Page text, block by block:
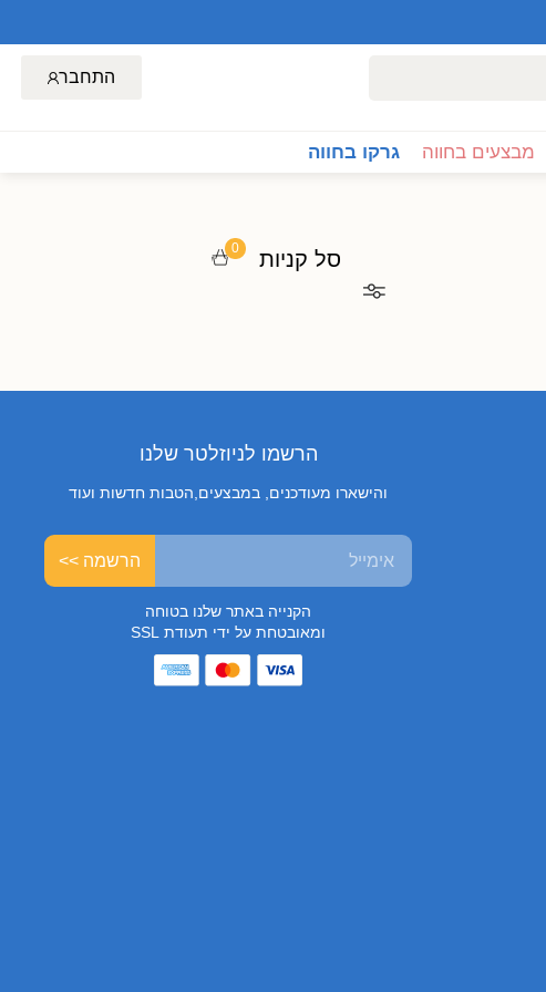
התחבר
מבצעים בחווה גרקו בחווה
סל קניות 0
הרשמו לניוזלטר שלנו
והישארו מעודכנים, במבצעים,הטבות חדשות ועוד
הרשמה >>
הקנייה באתר שלנו בטוחה
ומאובטחת על ידי תעודת SSL